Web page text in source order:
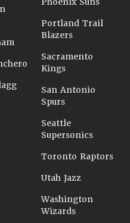
Portland Trail
Blazers
Sacramento
Kings
San Antonio
Spurs
Seattle
Supersonics
Toronto Raptors
Utah Jazz
Washington
Wizards